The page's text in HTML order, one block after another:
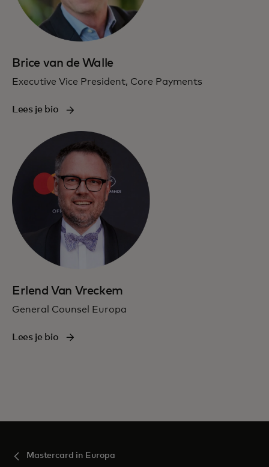
Brice van de Walle
Executive Vice President, Core Payments
Lees je bio
Erlend Van Vreckem
General Counsel Europa
Lees je bio
Mastercard in Europa